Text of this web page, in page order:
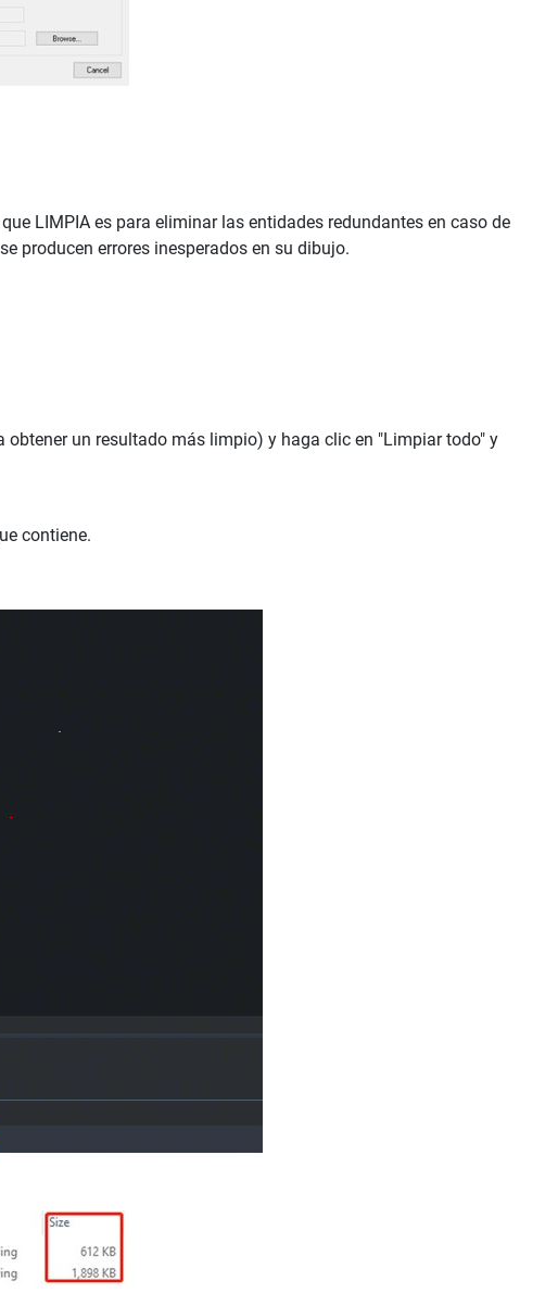
LIMPIA es para eliminar las entidades redundantes en caso de
producen errores inesperados en su dibujo.
un resultado más limpio) y haga clic en "Limpiar todo" y
contiene.